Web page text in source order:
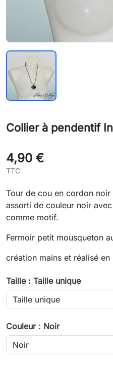
Collier à pendentif
4,90 €
TTC
Tour de cou en cordon
assorti de couleur noir
comme motif.
Fermoir petit mousqueton
création mains et réalisé en
Taille : Taille unique
Couleur : Noir